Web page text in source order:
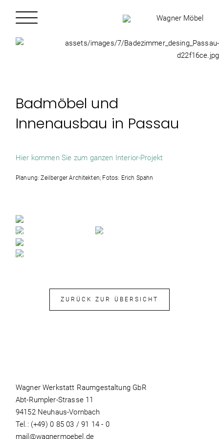
Badmöbel und
Innenausbau in Passau
Hier kommen Sie zum ganzen Interior-Projekt
Planung: Zeilberger Architekten; Fotos: Erich Spahn
ZURÜCK ZUR ÜBERSICHT
Wagner Werkstatt Raumgestaltung GbR
Abt-Rumpler-Strasse 11
94152 Neuhaus-Vornbach
Tel.: (+49) 0 85 03 / 91 14 - 0
mail@wagnermoebel.de